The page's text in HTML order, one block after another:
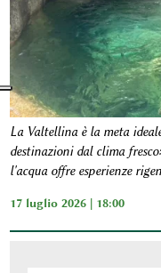
La Valtellina è la meta
destinazioni dal clima
l'acqua offre esperienze
17 luglio 2026 | 18:00